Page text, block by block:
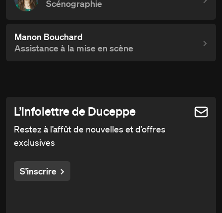
Scénographie
Manon Bouchard
Assistance à la mise en scène
L’infolettre de Duceppe
Restez à l’affût de nouvelles et d’offres
exclusives
S'inscrire